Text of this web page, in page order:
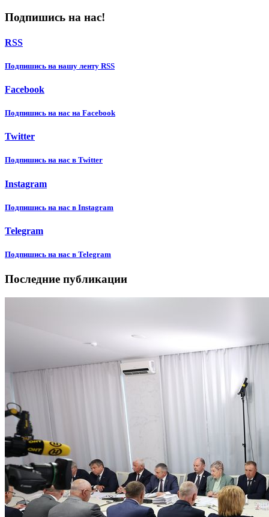
Подпишись на нас!
RSS
Подпишиcь на нашу ленту RSS
Facebook
Подпишиcь на нас на Facebook
Twitter
Подпишиcь на нас в Twitter
Instagram
Подпишиcь на нас в Instagram
Telegram
Подпишиcь на нас в Telegram
Последние публикации